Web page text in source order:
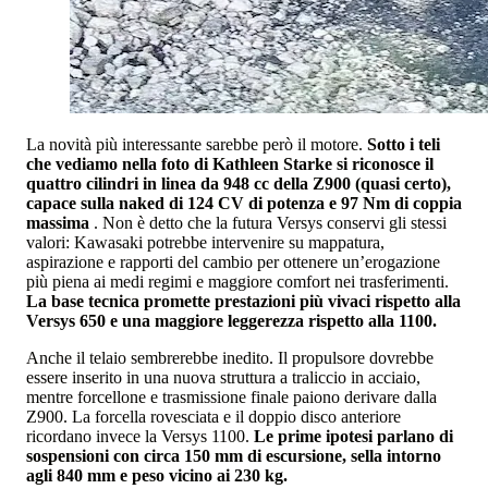
La novità più interessante sarebbe però il motore. Sotto i teli
che vediamo nella foto di Kathleen Starke si riconosce il
quattro cilindri in linea da 948 cc della Z900 (quasi certo),
capace sulla naked di 124 CV di potenza e 97 Nm di coppia
massima . Non è detto che la futura Versys conservi gli stessi
valori: Kawasaki potrebbe intervenire su mappatura,
aspirazione e rapporti del cambio per ottenere un’erogazione
più piena ai medi regimi e maggiore comfort nei trasferimenti.
La base tecnica promette prestazioni più vivaci rispetto alla
Versys 650 e una maggiore leggerezza rispetto alla 1100.
Anche il telaio sembrerebbe inedito. Il propulsore dovrebbe
essere inserito in una nuova struttura a traliccio in acciaio,
mentre forcellone e trasmissione finale paiono derivare dalla
Z900. La forcella rovesciata e il doppio disco anteriore
ricordano invece la Versys 1100. Le prime ipotesi parlano di
sospensioni con circa 150 mm di escursione, sella intorno
agli 840 mm e peso vicino ai 230 kg.